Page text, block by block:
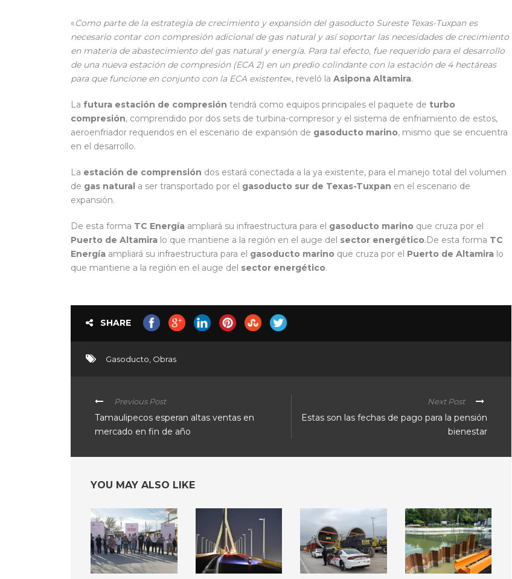
«Como parte de la estrategia de crecimiento y expansión del gasoducto Sureste Texas-Tuxpan es
necesario contar con compresión adicional de gas natural y así soportar las necesidades de crecimiento
en materia de abastecimiento del gas natural y energía. Para tal efecto, fue requerido para el desarrollo
de una nueva estación de compresión (ECA 2) en un predio colindante con la estación de 4 hectáreas
para que funcione en conjunto con la ECA existente«, reveló la Asipona Altamira.
La futura estación de compresión tendrá como equipos principales el paquete de turbo
compresión, comprendido por dos sets de turbina-compresor y el sistema de enfriamiento de estos,
aeroenfriador requeridos en el escenario de expansión de gasoducto marino, mismo que se encuentra
en el desarrollo.
La estación de comprensión dos estará conectada a la ya existente, para el manejo total del volumen
de gas natural a ser transportado por el gasoducto sur de Texas-Tuxpan en el escenario de
expansión.
De esta forma TC Energía ampliará su infraestructura para el gasoducto marino que cruza por el
Puerto de Altamira lo que mantiene a la región en el auge del sector energético.De esta forma TC
Energía ampliará su infraestructura para el gasoducto marino que cruza por el Puerto de Altamira lo
que mantiene a la región en el auge del sector energético.
SHARE
Gasoducto, Obras
Previous Post
Tamaulipecos esperan altas ventas en
mercado en fin de año
Next Post
Estas son las fechas de pago para la pensión
bienestar
YOU MAY ALSO LIKE